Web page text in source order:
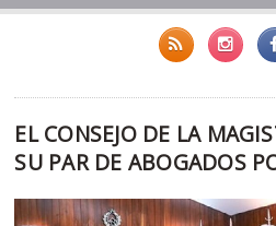
EL CONSEJO DE LA
SU PAR DE ABOGADOS